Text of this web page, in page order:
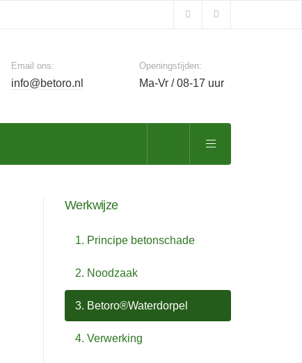
Email ons:
info@betoro.nl
Openingstijden:
Ma-Vr / 08-17 uur
Werkwijze
1. Principe betonschade
2. Noodzaak
3. Betoro®Waterdorpel
4. Verwerking